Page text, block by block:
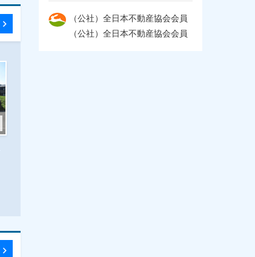
chevron_right
chevron_right
（公社）全日本不動産協会会員
（公社）全日本不動産協会会員